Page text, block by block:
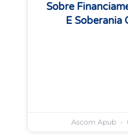
Sobre
E Soberania
Ascom Apub